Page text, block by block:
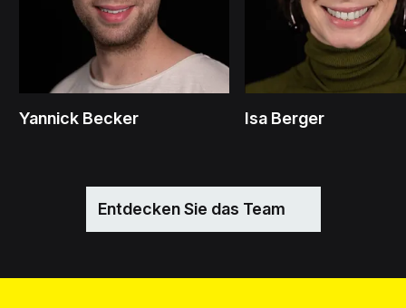
Yannick Becker Isa Berger
Entdecken Sie das Team